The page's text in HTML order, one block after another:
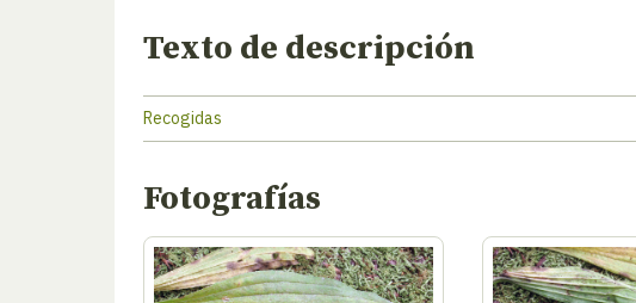
Texto de descripción
Recogidas
Fotografías